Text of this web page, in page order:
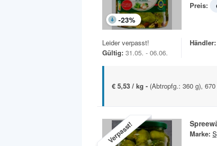
-23%
Preis:
Leider verpasst!
Gültig: 31.05. - 06.06.
Händler:
€ 5,53 / kg - (Abtropfg.: 360 g),
Verpasst! Marke: